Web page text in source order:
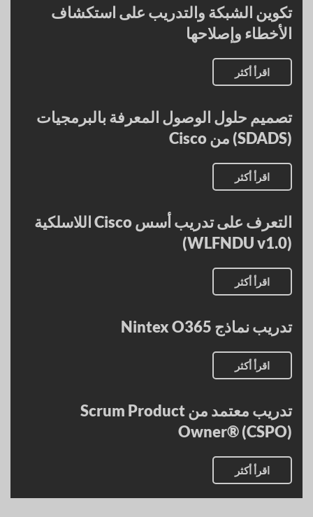
تكوين الشبكة والتدريب على استكشاف
الأخطاء وإصلاحها
اقرأ أكثر
تصميم حلول الوصول المعرفة بالبرمجيات
(SDADS) من Cisco
اقرأ أكثر
التعرف على تدريب أسس Cisco اللاسلكية
(WLFNDU v1.0)
اقرأ أكثر
تدريب نماذج Nintex O365
اقرأ أكثر
تدريب معتمد من Scrum Product
Owner® (CSPO)
اقرأ أكثر